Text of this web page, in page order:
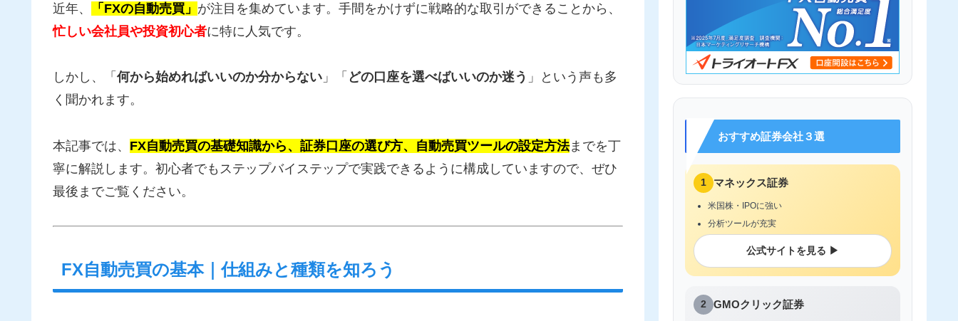
近年、 「FXの自動売買」 が注目を集めています。手間をかけずに戦略的な取引ができることから、
忙しい会社員や投資初心者に特に人気です。
しかし、「 何から始めればいいのか分からない 」「 どの口座を選べばいいのか迷う 」という声も多
く聞かれます。
本記事では、 FX自動売買の基礎知識から、証券口座の選び方、自動売買ツールの設定方法までを丁
寧に解説します。初心者でもステップバイステップで実践できるように構成していますので、ぜひ
最後までご覧ください。
FX自動売買の基本｜仕組みと種類を知ろう
おすすめ証券会社３選
1 マネックス証券
米国株・IPOに強い
分析ツールが充実
公式サイトを見る ▶
2 GMOクリック証券